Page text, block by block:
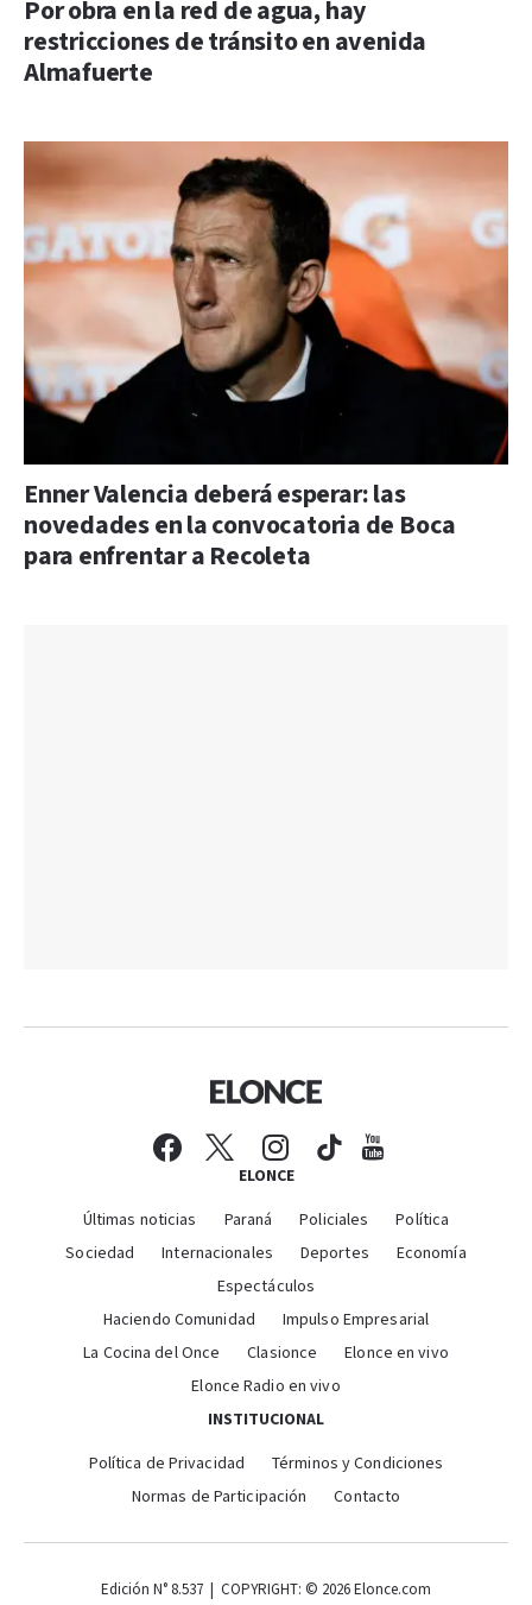
Por obra en la red de agua, hay
restricciones de tránsito en avenida
Almafuerte
Enner Valencia deberá esperar: las
novedades en la convocatoria de Boca
para enfrentar a Recoleta
ELONCE
Últimas noticias Paraná Policiales
Política
Sociedad
Internacionales Deportes
Economía
Espectáculos
Haciendo Comunidad
Impulso Empresarial
La Cocina del Once
Clasionce
Elonce en vivo
Elonce Radio en vivo
INSTITUCIONAL
Política de Privacidad
Términos y Condiciones
Normas de Participación
Contacto
Edición N° 8.537 | COPYRIGHT: © 2026 Elonce.com